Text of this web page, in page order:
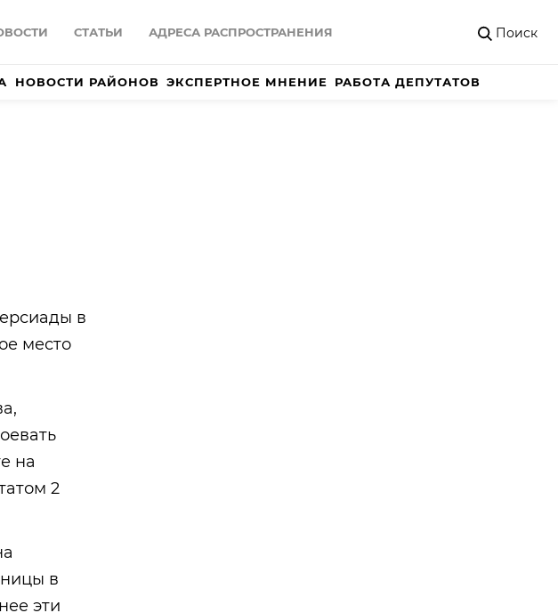
СТАТЬИ АДРЕСА РАСПРОСТРАНЕНИЯ Поиск
НОВОСТИ РАЙОНОВ ЭКСПЕРТНОЕ МНЕНИЕ РАБОТА ДЕПУТАТОВ
в
место
на
2
в
эти